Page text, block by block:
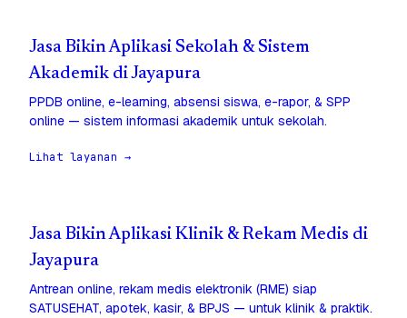
Jasa Bikin Aplikasi Sekolah & Sistem
Akademik di Jayapura
PPDB online, e-learning, absensi siswa, e-rapor, & SPP
online — sistem informasi akademik untuk sekolah.
Lihat layanan →
Jasa Bikin Aplikasi Klinik & Rekam Medis di
Jayapura
Antrean online, rekam medis elektronik (RME) siap
SATUSEHAT, apotek, kasir, & BPJS — untuk klinik & praktik.